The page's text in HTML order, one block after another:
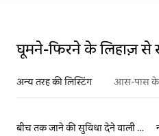
घूमने-फिरने के लिहाज़ से
अन्य तरह की लिस्टिंग आस-पास के
बीच तक जाने की सुविधा देने वाली किराये पर उपलब्ध लिस्टिंग